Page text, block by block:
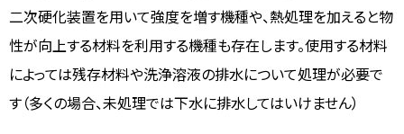
二次硬化装置を用いて強度を増す機種や、熱処理を加えると物
性が向上する材料を利用する機種も存在します。使用する材料
によっては残存材料や洗浄溶液の排水について処理が必要で
す（多くの場合、未処理では下水に排水してはいけません）